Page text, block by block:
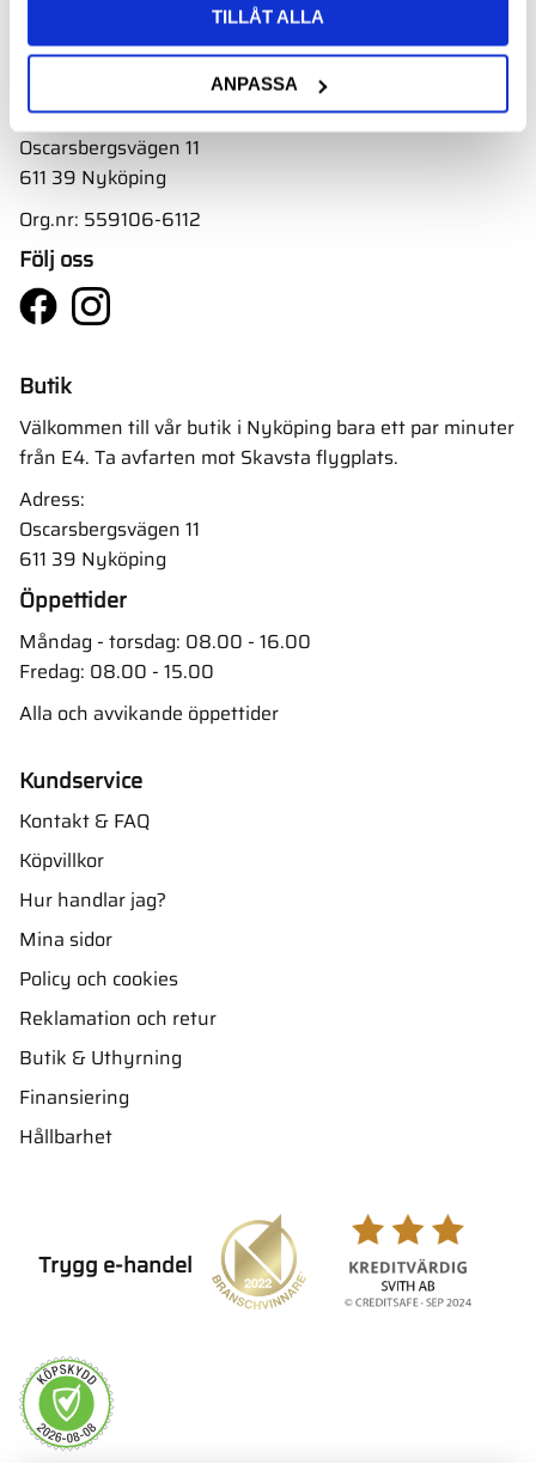
TILLÅT ALLA
ANPASSA
Telefon:0155-332 05
E-post:order@svith.se
Oscarsbergsvägen 11
611 39 Nyköping
Org.nr: 559106-6112
Följ oss
Butik
Välkommen till vår butik i Nyköping bara ett par minuter
från E4. Ta avfarten mot Skavsta flygplats.
Adress:
Oscarsbergsvägen 11
611 39 Nyköping
Öppettider
Måndag - torsdag: 08.00 - 16.00
Fredag: 08.00 - 15.00
Alla och avvikande öppettider
Kundservice
Kontakt & FAQ
Köpvillkor
Hur handlar jag?
Mina sidor
Policy och cookies
Reklamation och retur
Butik & Uthyrning
Finansiering
Hållbarhet
Trygg e-handel